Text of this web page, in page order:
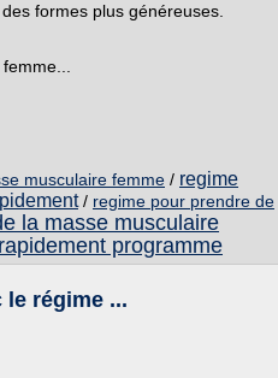
formes plus généreuses.
musculaire femme / regime
/ regime pour prendre de
la masse musculaire
programme
régime ...